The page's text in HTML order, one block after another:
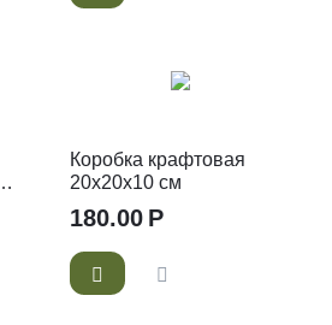
Коробка крафтовая
20х20х10 см
180.00 Р